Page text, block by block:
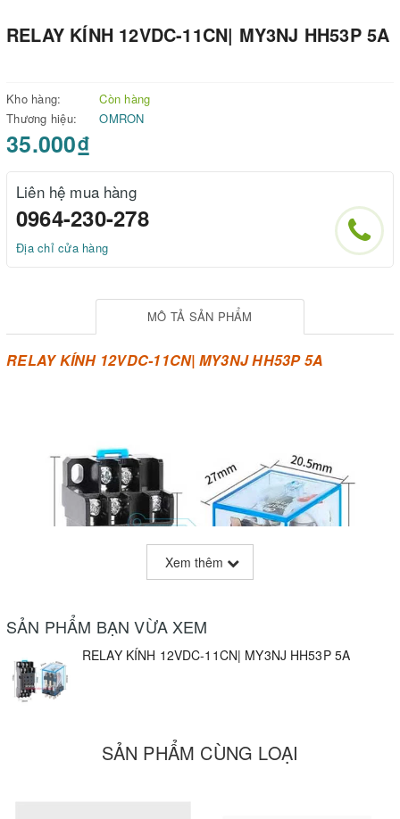
RELAY KÍNH 12VDC-11CN| MY3NJ HH53P 5A
Kho hàng:
Còn hàng
Thương hiệu:
OMRON
35.000₫
Liên hệ mua hàng
0964-230-278
Địa chỉ cửa hàng
MÔ TẢ SẢN PHẨM
RELAY KÍNH 12VDC-11CN| MY3NJ HH53P 5A
Xem thêm
SẢN PHẨM BẠN VỪA XEM
RELAY KÍNH 12VDC-11CN| MY3NJ HH53P 5A
SẢN PHẨM CÙNG LOẠI